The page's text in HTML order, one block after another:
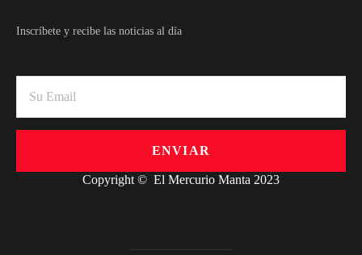
Inscríbete y recibe las noticias al día
ENVIAR
Copyright © El Mercurio Manta 2023